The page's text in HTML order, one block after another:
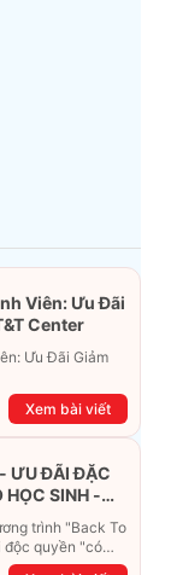
Viên: Ưu Đãi
Center
Ưu Đãi Giảm
Xem bài viết
ƯU ĐÃI ĐẶC
HỌC SINH -
trình "Back To
độc quyền "có
ví phải "ét-ô-ét",